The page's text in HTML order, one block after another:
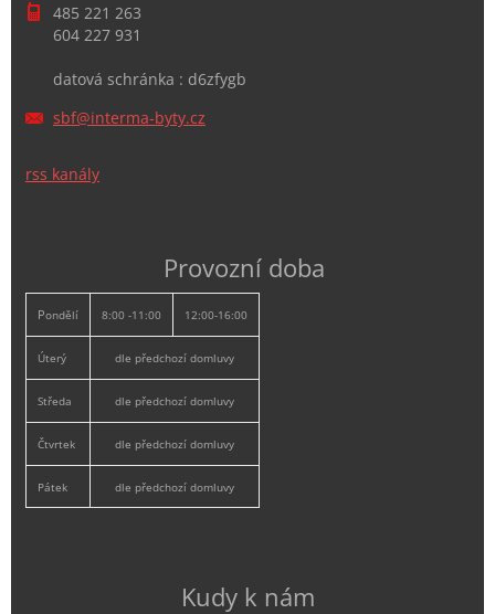
485 221 263
604 227 931
datová schránka : d6zfygb
sbf@interma-byty.cz
rss kanály
Provozní doba
Pondělí 8:00 -11:00 12:00-16:00
Úterý dle předchozí domluvy
Středa dle předchozí domluvy
Čtvrtek dle předchozí domluvy
Pátek dle předchozí domluvy
Kudy k nám